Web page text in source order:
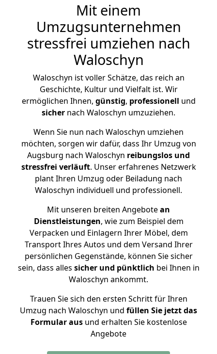
Mit einem
Umzugsunternehmen
stressfrei umziehen nach
Waloschyn
Waloschyn ist voller Schätze, das reich an
Geschichte, Kultur und Vielfalt ist. Wir
ermöglichen Ihnen, günstig, professionell und
sicher nach Waloschyn umzuziehen.
Wenn Sie nun nach Waloschyn umziehen
möchten, sorgen wir dafür, dass Ihr Umzug von
Augsburg nach Waloschyn reibungslos und
stressfrei verläuft. Unser erfahrenes Netzwerk
plant Ihren Umzug oder Beiladung nach
Waloschyn individuell und professionell.
Mit unseren breiten Angebotean
Dienstleistungen, wie zum Beispiel dem
Verpacken und Einlagern Ihrer Möbel, dem
Transport Ihres Autos und dem Versand Ihrer
persönlichen Gegenstände, können Sie sicher
sein, dass alles sicher und pünktlich bei Ihnen in
Waloschyn ankommt.
Trauen Sie sich den ersten Schritt für Ihren
Umzug nach Waloschyn und füllen Sie jetzt das
Formular ausund erhalten Sie kostenlose
Angebote